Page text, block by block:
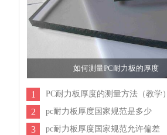
如何测量PC耐力板的厚度
1 PC耐力板厚度的测量方法（教学）
2 pc耐力板厚度国家规范是多少
3 pc耐力板厚度国家规范允许偏差